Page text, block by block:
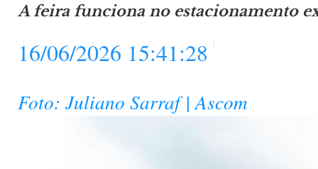
A feira funciona no estacionamento
16/06/2026 15:41:28
Foto: Juliano Sarraf | Ascom